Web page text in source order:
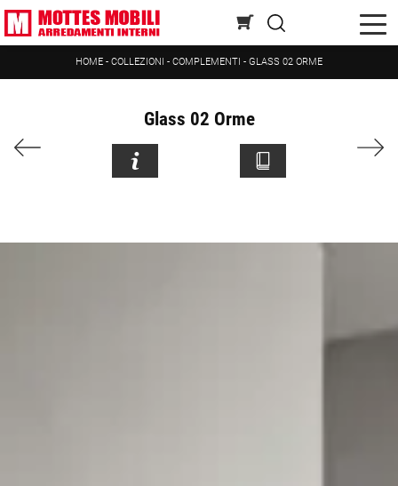
HOME - COLLEZIONI - COMPLEMENTI - GLASS 02 ORME
Glass 02 Orme